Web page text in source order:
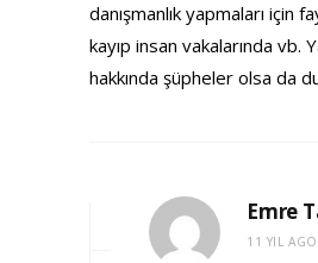
danışmanlık yapmaları için
kayıp insan vakalarında vb.
hakkında şüpheler olsa da
Emre
11 YIL AGO